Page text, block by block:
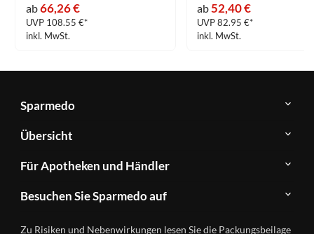
ab66,26 €
UVP 108.55 €*
inkl. MwSt.
ab52,40 €
UVP 82.95 €*
inkl. MwSt.
Sparmedo
Über
Sparmedo
FAQ
Kontakt
Datenschutz
Übersicht
Herstellerverzeichnis
Produkte
A-
Für Apotheken und Händler
&
Händlerlogin
Besuchen Sie Sparmedo auf
Zu Risiken und Nebenwirkungen lesen Sie die Packungsbeilage